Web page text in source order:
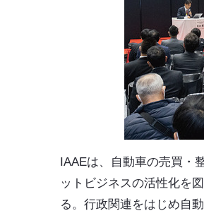
IAAEは、自動車の売買・
ットビジネスの活性化を
る。行政関連をはじめ自